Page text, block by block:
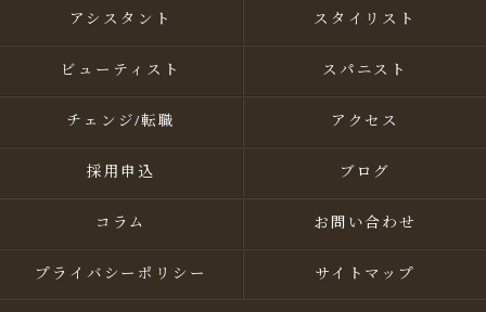
アシスタント スタイリスト
ビューティスト スパニスト
チェンジ/転職 アクセス
採用申込 ブログ
コラム お問い合わせ
プライバシーポリシー サイトマップ